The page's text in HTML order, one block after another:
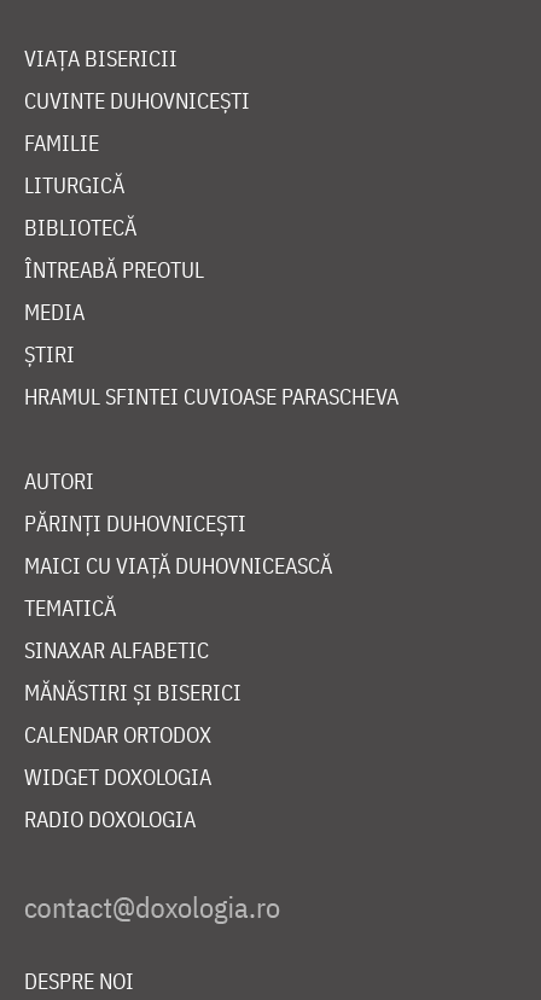
VIAȚA BISERICII
CUVINTE DUHOVNICEȘTI
FAMILIE
LITURGICĂ
BIBLIOTECĂ
ÎNTREABĂ PREOTUL
MEDIA
ȘTIRI
HRAMUL SFINTEI CUVIOASE PARASCHEVA
AUTORI
PĂRINȚI DUHOVNICEȘTI
MAICI CU VIAȚĂ DUHOVNICEASCĂ
TEMATICĂ
SINAXAR ALFABETIC
MĂNĂSTIRI ȘI BISERICI
CALENDAR ORTODOX
WIDGET DOXOLOGIA
RADIO DOXOLOGIA
DESPRE NOI